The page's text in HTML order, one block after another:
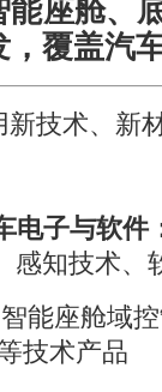
能座舱、
，覆盖汽
新技术、新
电子与软件
感知技术、
智能座舱域
技术产品